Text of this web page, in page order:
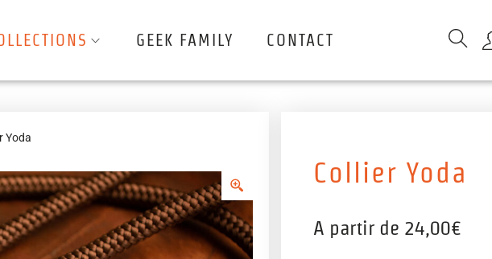
GEEK FAMILY CONTACT
Yoda
Collier Yoda
A partir de 24,00€